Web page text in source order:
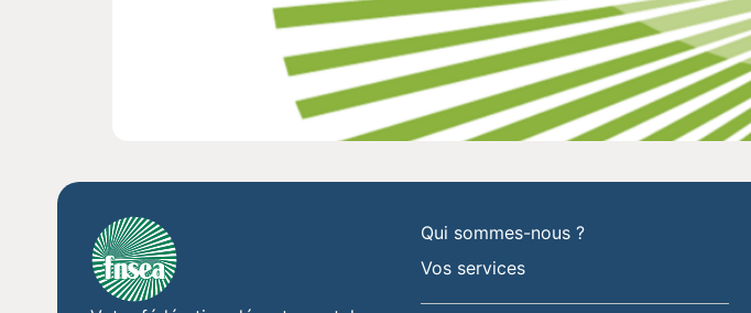
Qui sommes-nous ?
Vos services